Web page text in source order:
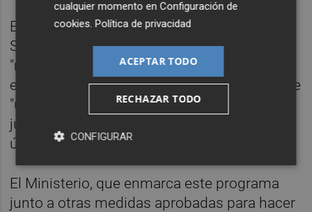
El ministro de Transportes y Movilidad
Sostenible, Óscar Puente, ha afirmado que
"millones de jóvenes estaban esperando
esta noticia" y que se trata probablemente de
"una de las políticas públicas dirigidas a la
juventud que mejor acogida ha tenido en los
últimos años".
El Ministerio, que enmarca este programa
junto a otras medidas aprobadas para hacer
cualquier momento enConfiguración de
cookies .Política de privacidad
ACEPTAR TODO
RECHAZAR TODO
CONFIGURAR